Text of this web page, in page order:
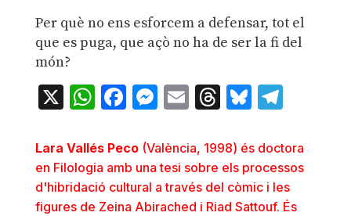
Per què no ens esforcem a defensar, tot el
que es puga, que açò no ha de ser la fi del
món?
X WhatsApp
Facebook
Messenger
EmailThreads
Bluesky
Lara Vallés Peco(València, 1998) és doctora
en Filologia amb una tesi sobre els processos
d'hibridació cultural a través del còmic i les
figures de Zeina Abirached i Riad Sattouf. És